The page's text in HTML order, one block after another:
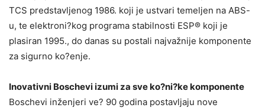
TCS predstavljenog 1986. koji je ustvari temeljen na ABS-
u, te elektroni?kog programa stabilnosti ESP® koji je
plasiran 1995., do danas su postali najvažnije komponente
za sigurno ko?enje.
Inovativni Boschevi izumi za sve ko?ni?ke komponente
Boschevi inženjeri ve? 90 godina postavljaju nove